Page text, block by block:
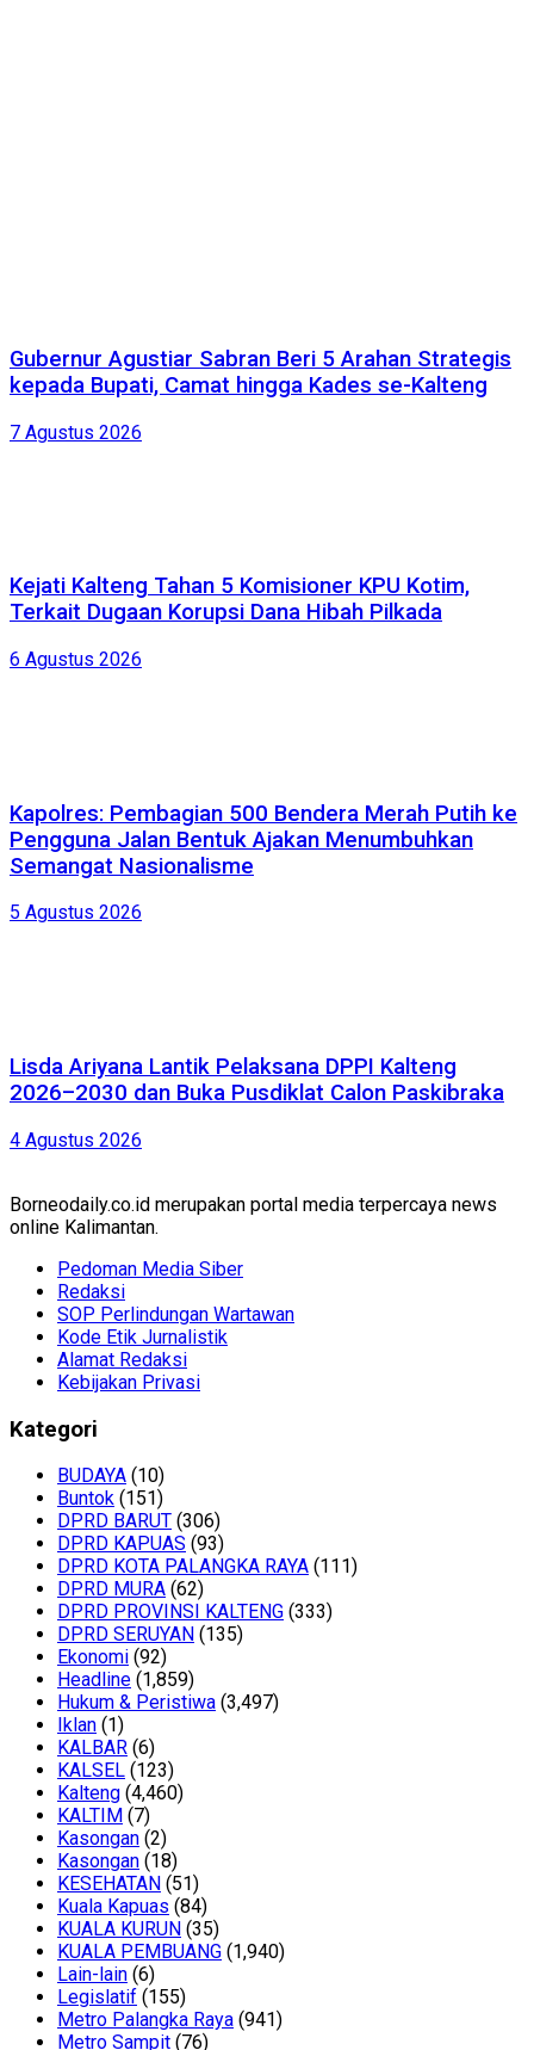
Gubernur Agustiar Sabran Beri 5 Arahan Strategis
kepada Bupati, Camat hingga Kades se-Kalteng
7 Agustus 2026
Kejati Kalteng Tahan 5 Komisioner KPU Kotim,
Terkait Dugaan Korupsi Dana Hibah Pilkada
6 Agustus 2026
Kapolres: Pembagian 500 Bendera Merah Putih ke
Pengguna Jalan Bentuk Ajakan Menumbuhkan
Semangat Nasionalisme
5 Agustus 2026
Lisda Ariyana Lantik Pelaksana DPPI Kalteng
2026–2030 dan Buka Pusdiklat Calon Paskibraka
4 Agustus 2026
Borneodaily.co.id merupakan portal media terpercaya news
online Kalimantan.
Pedoman Media Siber
Redaksi
SOP Perlindungan Wartawan
Kode Etik Jurnalistik
Alamat Redaksi
Kebijakan Privasi
Kategori
BUDAYA (10)
Buntok (151)
DPRD BARUT (306)
DPRD KAPUAS (93)
DPRD KOTA PALANGKA RAYA (111)
DPRD MURA (62)
DPRD PROVINSI KALTENG (333)
DPRD SERUYAN (135)
Ekonomi (92)
Headline (1,859)
Hukum & Peristiwa (3,497)
Iklan (1)
KALBAR (6)
KALSEL (123)
Kalteng (4,460)
KALTIM (7)
Kasongan (2)
Kasongan (18)
KESEHATAN (51)
Kuala Kapuas (84)
KUALA KURUN (35)
KUALA PEMBUANG (1,940)
Lain-lain (6)
Legislatif (155)
Metro Palangka Raya (941)
Metro Sampit (76)